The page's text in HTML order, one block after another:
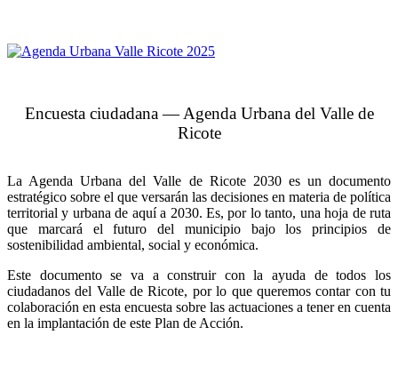
Encuesta ciudadana — Agenda Urbana del Valle de
Ricote
La Agenda Urbana del Valle de Ricote 2030 es un documento
estratégico sobre el que versarán las decisiones en materia de política
territorial y urbana de aquí a 2030. Es, por lo tanto, una hoja de ruta
que marcará el futuro del municipio bajo los principios de
sostenibilidad ambiental, social y económica.
Este documento se va a construir con la ayuda de todos los
ciudadanos del Valle de Ricote, por lo que queremos contar con tu
colaboración en esta encuesta sobre las actuaciones a tener en cuenta
en la implantación de este Plan de Acción.